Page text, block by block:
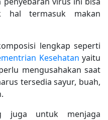
hal termasuk makan
lengkap seperti
Kesehatan yaitu
mengusahakan saat
tersedia sayur, buah,
juga untuk menjaga